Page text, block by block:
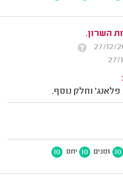
השרון.
וחלק נוסף.
10 זמנים 10 יחס 10